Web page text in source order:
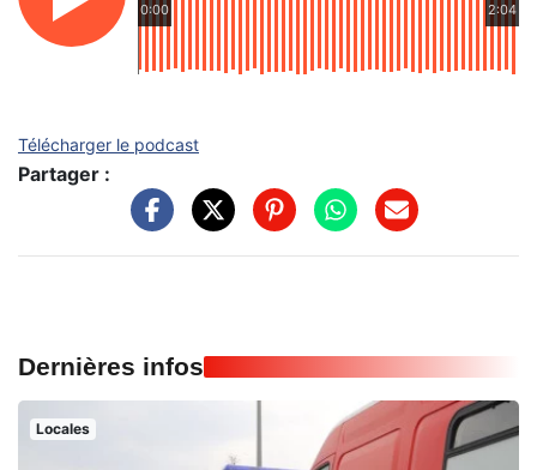
0:00 2:04
Télécharger le podcast
Partager :
Dernières infos
Locales